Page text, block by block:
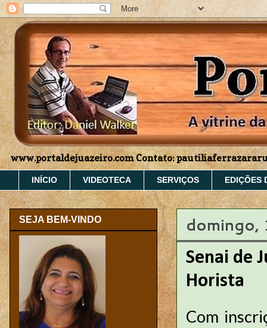
www.portaldejuazeiro.com Contato:
INÍCIO VIDEOTECA SERVIÇOS EDIÇÕES
domingo,
Senai de
Horista
Com
SEJA BEM-VINDO